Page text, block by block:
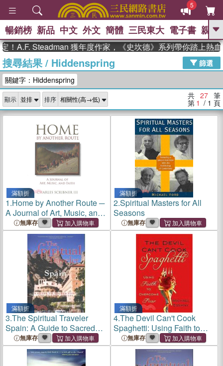
5
GO
熱搜： 高希均教授回憶錄
、 The Odyssey 、 父親節 、 如果歷
獎 臺灣漫遊錄 、 方念華 、 台灣的李
登輝時代
數學女孩：黎曼猜想 、
偉大的迷走神經
暢銷榜 新品 中文 外文 簡體 三民東大 電子書 親子
Steadman 獲年度作家，《史坎德》系列帶你踏上熱血奇幻
搜尋結果/ Hiddenspring
篩選
關鍵字：Hiddenspring
顯示 排序 共 27 筆
第 1 / 1 頁
滿額折
1.Home by Another Route ─
A Journal of Art, Music, and
Faith無庫存
滿額折
2.Spiritual Masters for All
Seasons
無庫存
滿額折
3.The Spiritual Traveler
Spain: A Guide to Sacred
Sites and Pilgrim Routes
無庫存
滿額折
4.The Devil Can't Cook
Spaghetti: Using Faith to
Overcome Fear
無庫存